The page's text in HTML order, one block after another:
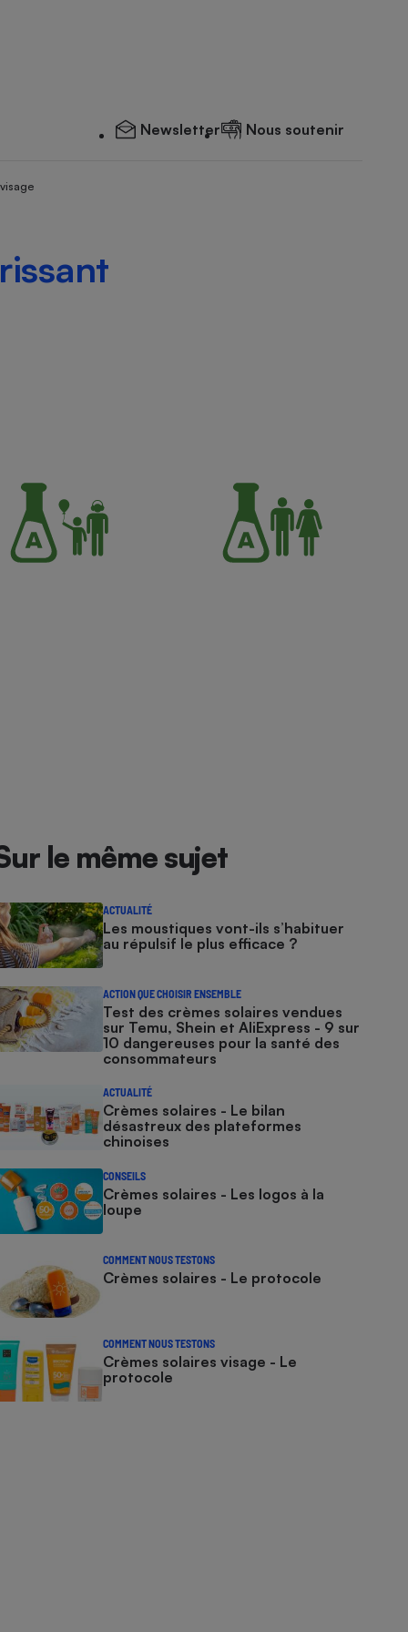
Newsletter Nous soutenir
le même sujet
ACTUALITÉ
Les moustiques vont-ils s’habituer
au répulsif le plus efficace ?
ACTION QUE CHOISIR ENSEMBLE
Test des crèmes solaires vendues
sur Temu, Shein et AliExpress - 9 sur
10 dangereuses pour la santé des
consommateurs
ACTUALITÉ
Crèmes solaires - Le bilan
désastreux des plateformes
chinoises
CONSEILS
Crèmes solaires - Les logos à la
loupe
COMMENT NOUS TESTONS
Crèmes solaires - Le protocole
COMMENT NOUS TESTONS
Crèmes solaires visage - Le
protocole